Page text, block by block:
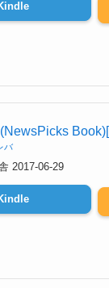
バ
2017-06-29